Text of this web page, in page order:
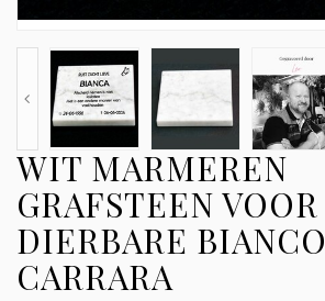
WIT MARMEREN
GRAFSTEEN VOOR
DIERBARE BIANCO
CARRARA